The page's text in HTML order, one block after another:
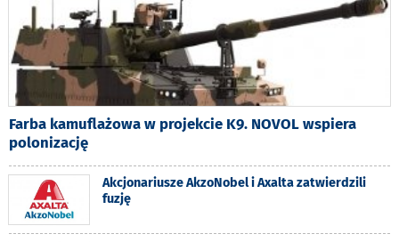
Farba kamuflażowa w projekcie K9. NOVOL wspiera
polonizację
Akcjonariusze AkzoNobel i Axalta zatwierdzili
fuzję